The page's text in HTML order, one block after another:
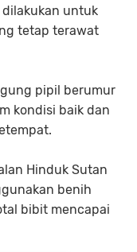
dilakukan untuk
tetap terawat
pipil berumur
kondisi baik dan
Hinduk Sutan
benih
bibit mencapai